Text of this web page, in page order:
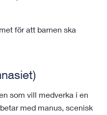
för att barnen ska
som vill medverka i en
med manus, scenisk